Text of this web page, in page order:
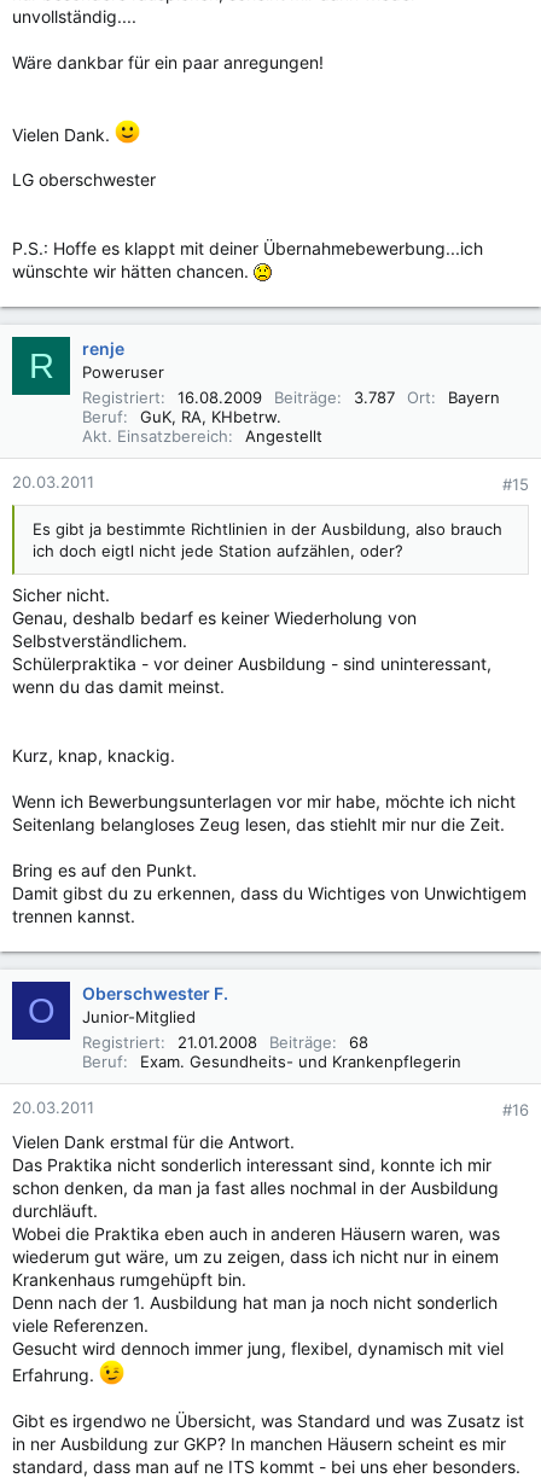
unvollständig....
Wäre dankbar für ein paar anregungen!
Vielen Dank.
LG oberschwester
P.S.: Hoffe es klappt mit deiner Übernahmebewerbung...ich
wünschte wir hätten chancen.
R renje
Poweruser
Registriert
16.08.2009 Beiträge 3.787 Ort
Bayern
Beruf
GuK, RA, KHbetrw.
Akt. Einsatzbereich
Angestellt
20.03.2011 #15
Es gibt ja bestimmte Richtlinien in der Ausbildung, also brauch
ich doch eigtl nicht jede Station aufzählen, oder?
Sicher nicht.
Genau, deshalb bedarf es keiner Wiederholung von
Selbstverständlichem.
Schülerpraktika - vor deiner Ausbildung - sind uninteressant,
wenn du das damit meinst.
Kurz, knap, knackig.
Wenn ich Bewerbungsunterlagen vor mir habe, möchte ich nicht
Seitenlang belangloses Zeug lesen, das stiehlt mir nur die Zeit.
Bring es auf den Punkt.
Damit gibst du zu erkennen, dass du Wichtiges von Unwichtigem
trennen kannst.
O Oberschwester F.
Junior-Mitglied
Registriert
21.01.2008 Beiträge
68
Beruf
Exam. Gesundheits- und Krankenpflegerin
20.03.2011 #16
Vielen Dank erstmal für die Antwort.
Das Praktika nicht sonderlich interessant sind, konnte ich mir
schon denken, da man ja fast alles nochmal in der Ausbildung
durchläuft.
Wobei die Praktika eben auch in anderen Häusern waren, was
wiederum gut wäre, um zu zeigen, dass ich nicht nur in einem
Krankenhaus rumgehüpft bin.
Denn nach der 1. Ausbildung hat man ja noch nicht sonderlich
viele Referenzen.
Gesucht wird dennoch immer jung, flexibel, dynamisch mit viel
Erfahrung.
Gibt es irgendwo ne Übersicht, was Standard und was Zusatz ist
in ner Ausbildung zur GKP? In manchen Häusern scheint es mir
standard, dass man auf ne ITS kommt - bei uns eher besonders.